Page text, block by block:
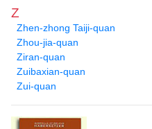
Z
Zhen-zhong Taiji-quan
Zhou-jia-quan
Ziran-quan
Zuibaxian-quan
Zui-quan